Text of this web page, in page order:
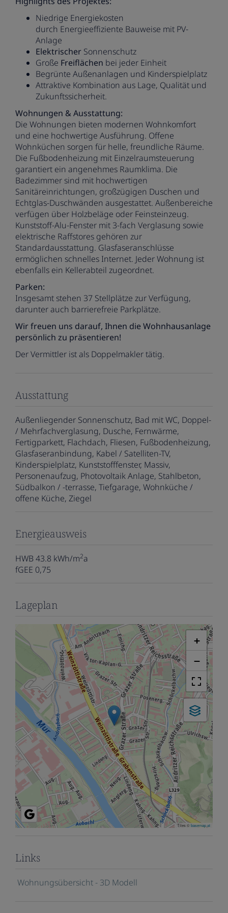
Niedrige Energiekosten
durch Energieeffiziente Bauweise mit PV-
Anlage
Elektrischer Sonnenschutz
Große Freiflächen bei jeder Einheit
Begrünte Außenanlagen und Kinderspielplatz
Attraktive Kombination aus Lage, Qualität und
Zukunftssicherheit.
Wohnungen & Ausstattung:
Die Wohnungen bieten modernen Wohnkomfort
und eine hochwertige Ausführung. Offene
Wohnküchen sorgen für helle, freundliche Räume.
Die Fußbodenheizung mit Einzelraumsteuerung
garantiert ein angenehmes Raumklima. Die
Badezimmer sind mit hochwertigen
Sanitäreinrichtungen, großzügigen Duschen und
Echtglas-Duschwänden ausgestattet. Außenbereiche
verfügen über Holzbeläge oder Feinsteinzeug.
Kunststoff-Alu-Fenster mit 3-fach Verglasung sowie
elektrische Raffstores gehören zur
Standardausstattung. Glasfaseranschlüsse
ermöglichen schnelles Internet. Jeder Wohnung ist
ebenfalls ein Kellerabteil zugeordnet.
Parken:
Insgesamt stehen 37 Stellplätze zur Verfügung,
darunter auch barrierefreie Parkplätze.
Wir freuen uns darauf, Ihnen die Wohnhausanlage
persönlich zu präsentieren!
Der Vermittler ist als Doppelmakler tätig.
Ausstattung
Außenliegender Sonnenschutz Bad mit WC Doppel-
/ Mehrfachverglasung Dusche Fernwärme
Fertigparkett Flachdach Fliesen Fußbodenheizung
Glasfaseranbindung Kabel / Satelliten-TV
Kinderspielplatz Kunststofffenster Massiv
Personenaufzug Photovoltaik Anlage Stahlbeton
Südbalkon / -terrasse Tiefgarage Wohnküche /
offene Küche Ziegel
Energieausweis
HWB 43.8 kWh/m2a
fGEE 0,75
Lageplan
+
−
Tiles ©basemap.at
Links
Wohnungsübersicht - 3D Modell